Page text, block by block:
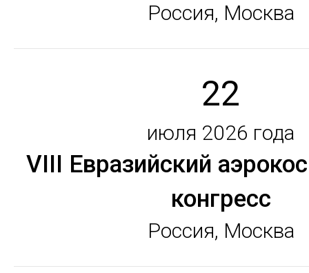
Россия, Москва
22
июля 2026 года
VIII Евразийский
конгресс
Россия, Москва